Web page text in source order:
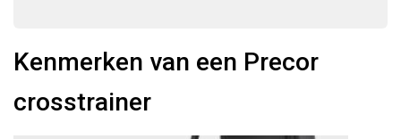
Kenmerken van een Precor
crosstrainer